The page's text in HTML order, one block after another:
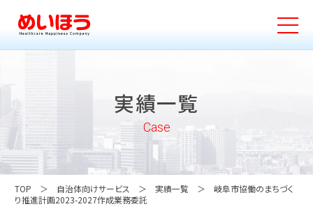
実績一覧
Case
TOP 自治体向けサービス 実績一覧
岐阜市協働のまちづく
り推進計画2023-2027作成業務委託